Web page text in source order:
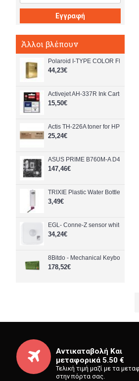
Εγγραφή
Άλλοι βλέπουν
Polaroid I-TYPE COLOR FILM
44,23€
Activejet AH-337R Ink Cartridge
15,50€
Actis TH-226A toner for HP
25,24€
ASUS PRIME B760M-A D4-CSM
147,46€
TRIXIE Plastic Water Bottle
3,49€
EGL- Conne-Z sensor whit-
34,24€
8Bitdo - Mechanical Keyboard
178,52€
Αντικαταβολή Και
μεταφορικά 5.50 €
Τελική τιμή μαζί με τα
στην πόρτα σας.